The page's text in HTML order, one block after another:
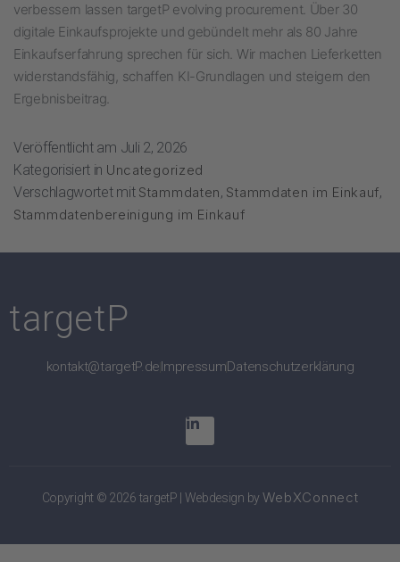
verbessern lassen targetP evolving procurement. Über 30
digitale Einkaufsprojekte und gebündelt mehr als 80 Jahre
Einkaufserfahrung sprechen für sich. Wir machen Lieferketten
widerstandsfähig, schaffen KI-Grundlagen und steigern den
Ergebnisbeitrag.
Veröffentlicht am Juli 2, 2026
Kategorisiert in Uncategorized
Verschlagwortet mit Stammdaten, Stammdaten im Einkauf,
Stammdatenbereinigung im Einkauf
targetP
kontakt@targetP.de ImpressumDatenschutzerklärung
Copyright © 2026 targetP | Webdesign by WebXConnect